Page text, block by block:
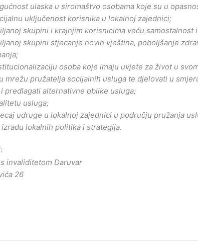
ulaska u siromaštvo osobama koje su u
uključenost korisnika u lokalnoj zajednici;
skupini i krajnjim korisnicima veću samostalnost
skupini stjecanje novih vještina, poboljšanje
osoba koje imaju uvjete za život u
mrežu pružatelja socijalnih usluga te djelovati u
predlagati alternativne oblike usluga;
usluga;
udruge u lokalnoj zajednici u području pružanja
lokalnih politika i strategija.
invaliditetom Daruvar
26